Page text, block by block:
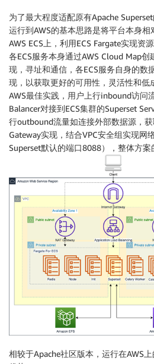
为了最大程度适配原有Apache
运行到AWS的基本思路是将平台本身
AWS ECS上，利用ECS Fargate实现资
各ECS服务本身通过AWS Cloud Map
现，寻址和通信，各ECS服务自身的数
现，以获取更好的可用性，灵活性和低
AWS最佳实践，用户上行inbound访问
Balancer对接到ECS集群的Superset
行outbound流量如连接外部数据源，
Gateway实现，结合VPC安全组实现网
Superset默认的端口8088），整体方案
相较于Apache社区版本，运行在AWS